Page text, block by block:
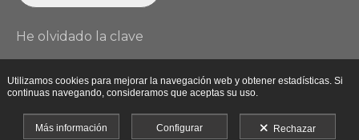
He olvidado la clave
Utilizamos cookies para mejorar la navegación web y obtener estadísticas. Si
continuas navegando, consideramos que aceptas su uso.
Más información Configurar Rechazar